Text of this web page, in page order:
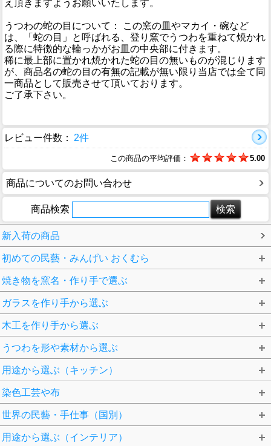
え頂きますようお願いいたします。
うつわの蛇の目について： この窯の皿やマカイ・碗など
は、「蛇の目」と呼ばれる、登り窯でうつわを重ねて焼かれ
る際に特徴的な輪っかがお皿の中央部に付きます。
稀に最上部に置かれ焼かれた蛇の目の無いものが混じります
が、商品名の蛇の目の有無の記載が無い限り当店では全て同
一商品として販売させて頂いております。
ご了承下さい。
レビュー件数： 2件
この商品の平均評価： 5.00
商品についてのお問い合わせ
商品検索
新入荷の商品
初めての民藝・みんげい おくむら
焼き物を窯名・作り手で選ぶ
ガラスを作り手から選ぶ
木工を作り手から選ぶ
うつわを形や素材から選ぶ
用途から選ぶ（キッチン）
染色工芸や布
世界の民藝・手仕事（国別）
用途から選ぶ（インテリア）